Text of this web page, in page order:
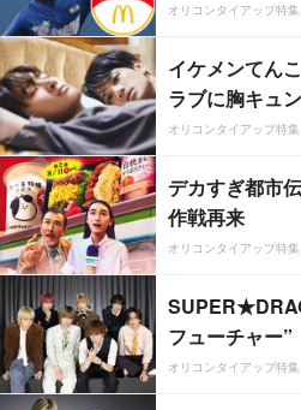
オリコンタイアップ特集
イケメンてん
ラブに胸キュン
オリコンタイアップ特集
デカすぎ都市
作戦再来
オリコンタイアップ特集
フューチャー”
オリコンタイアップ特集